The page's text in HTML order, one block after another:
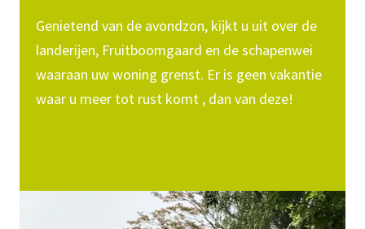
Genietend van de avondzon, kijkt u uit over de
landerijen, Fruitboomgaard en de schapenwei
waaraan uw woning grenst. Er is geen vakantie
waar u meer tot rust komt , dan van deze!